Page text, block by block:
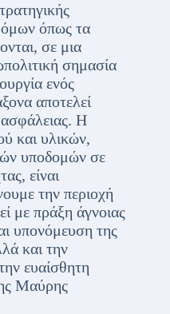
όπως τα
σε μια
σημασία
ενός
αποτελεί
ασφάλειας. Η
και υλικών,
υποδομών σε
είναι
την περιοχή
με πράξη άγνοιας
υπονόμευση της
και την
ευαίσθητη
Μαύρης